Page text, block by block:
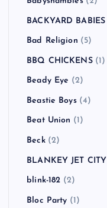
BACKYARD BABIES
Bad Religion (5)
BBQ CHICKENS(1)
Beady Eye (2)
Beastie Boys(4)
Beat Union (1)
Beck(2)
BLANKEY JET CITY
blink-182 (2)
Bloc Party (1)